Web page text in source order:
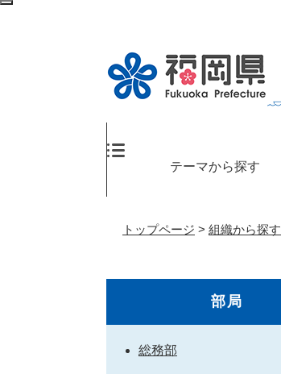
ペ
テーマから探す
トップページ > 組織から探す
部局
総務部